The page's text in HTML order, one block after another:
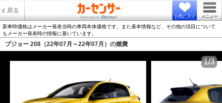
戻る
お気に入り メニュー
新車時価格はメーカー発表当時の車両本体価格です。また基本情報など、その他の項目について
もメーカー発表時の情報に基いています。
プジョー 208（22年07月～22年07月）の燃費
1/3